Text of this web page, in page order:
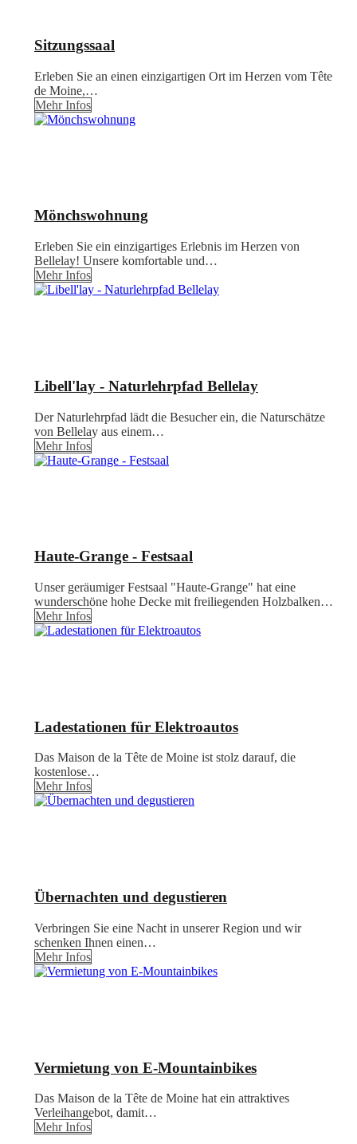
Sitzungssaal
Erleben Sie an einen einzigartigen Ort im Herzen vom Tête
de Moine,…
Mehr Infos
Mönchswohnung
Erleben Sie ein einzigartiges Erlebnis im Herzen von
Bellelay! Unsere komfortable und…
Mehr Infos
Libell'lay - Naturlehrpfad Bellelay
Der Naturlehrpfad lädt die Besucher ein, die Naturschätze
von Bellelay aus einem…
Mehr Infos
Haute-Grange - Festsaal
Unser geräumiger Festsaal "Haute-Grange" hat eine
wunderschöne hohe Decke mit freiliegenden Holzbalken…
Mehr Infos
Ladestationen für Elektroautos
Das Maison de la Tête de Moine ist stolz darauf, die
kostenlose…
Mehr Infos
Übernachten und degustieren
Verbringen Sie eine Nacht in unserer Region und wir
schenken Ihnen einen…
Mehr Infos
Vermietung von E-Mountainbikes
Das Maison de la Tête de Moine hat ein attraktives
Verleihangebot, damit…
Mehr Infos